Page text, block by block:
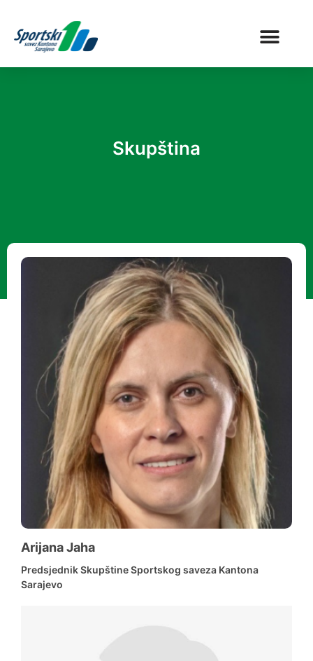
Skupština
Arijana Jaha
Predsjednik Skupštine Sportskog saveza Kantona
Sarajevo